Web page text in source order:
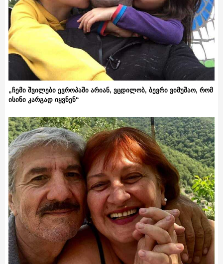
„ჩემი შვილები ევროპაში არიან, ვცდილობ, ბევრი ვიმუშაო, რომ
ისინი კარგად იყვნენ“